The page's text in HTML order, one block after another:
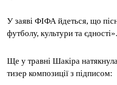
У заяві ФІФА йдеться, що
футболу, культури та єдності».
Ще у травні Шакіра
тизер композиції з підписом: